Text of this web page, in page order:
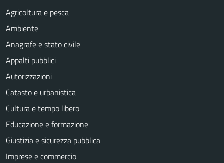
Agricoltura e pesca
Ambiente
Anagrafe e stato civile
Appalti pubblici
Autorizzazioni
Catasto e urbanistica
Cultura e tempo libero
Educazione e formazione
Giustizia e sicurezza pubblica
Imprese e commercio